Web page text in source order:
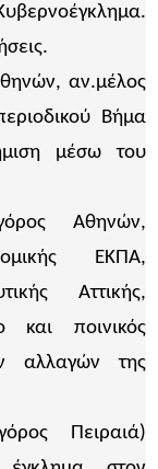
αν.μέλος
Βήμα
μέσω του
Αθηνών,
ΕΚΠΑ,
Αττικής,
και ποινικός
αλλαγών της
Πειραιά)